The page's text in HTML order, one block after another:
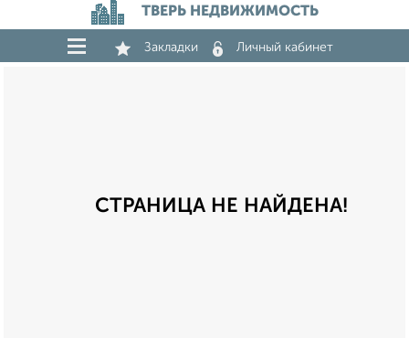
ТВЕРЬ НЕДВИЖИМОСТЬ
Закладки Личный кабинет
СТРАНИЦА НЕ НАЙДЕНА!